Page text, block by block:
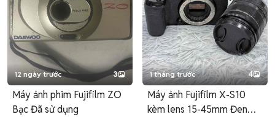
12 ngày trước 3
Máy ảnh phim Fujifilm ZO
Bạc Đã sử dụng
1 tháng trước 4
Máy ảnh Fujifilm X-S10
kèm lens 15-45mm Đen